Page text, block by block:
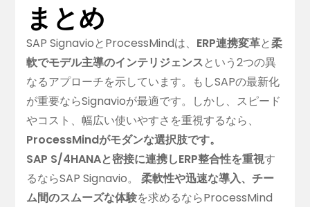
まとめ
SAP SignavioとProcessMindは、 ERP連携変革と柔
軟でモデル主導のインテリジェンスという2つの異
なるアプローチを示しています。もしSAPの最新化
が重要ならSignavioが最適です。しかし、スピード
やコスト、幅広い使いやすさを重視するなら、
ProcessMindがモダンな選択肢です。
SAP S/4HANAと密接に連携しERP整合性を重視す
るならSAP Signavio。柔軟性や迅速な導入、チー
ム間のスムーズな体験を求めるならProcessMind